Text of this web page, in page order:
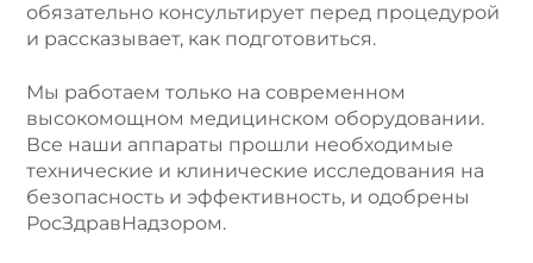
обязательно консультирует перед процедурой
и рассказывает, как подготовиться.
Мы работаем только на современном
высокомощном медицинском оборудовании.
Все наши аппараты прошли необходимые
технические и клинические исследования на
безопасность и эффективность, и одобрены
РосЗдравНадзором.